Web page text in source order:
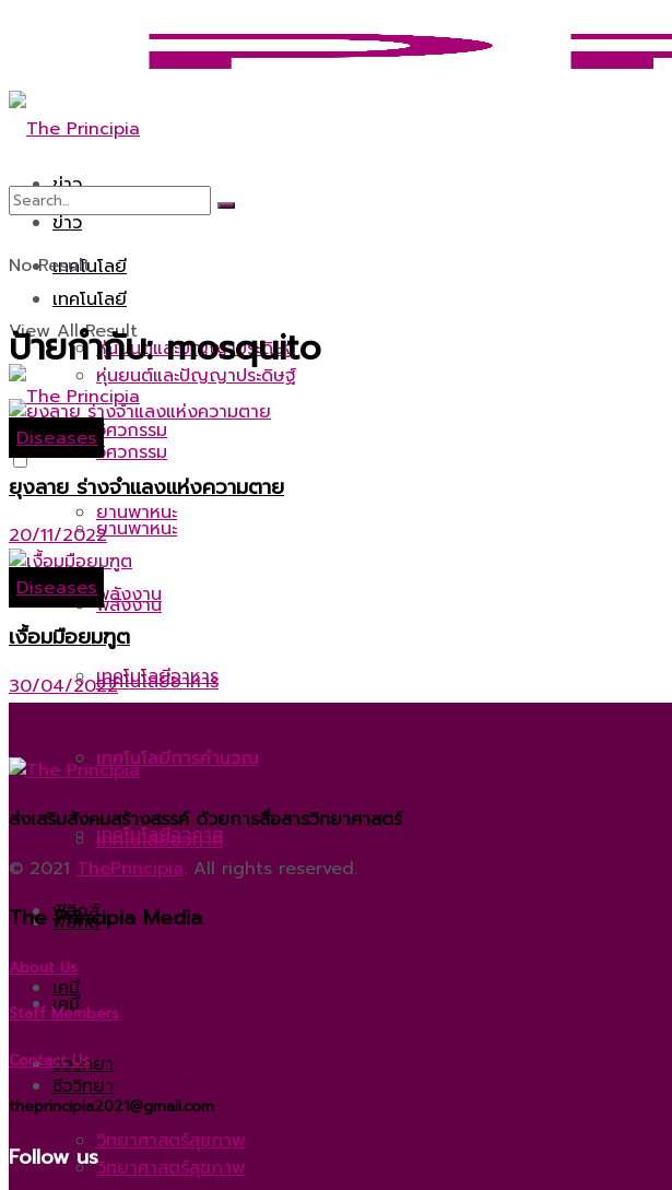
ข่าว
เทคโนโลยี
หุ่นยนต์และปัญญาประดิษฐ์
วิศวกรรม
ยานพาหนะ
พลังงาน
เทคโนโลยีอาหาร
เทคโนโลยีการคำนวณ
เทคโนโลยีอวกาศ
ฟิสิกส์
เคมี
ชีววิทยา
วิทยาศาสตร์สุขภาพ
ข่าว
เทคโนโลยี
หุ่นยนต์และปัญญาประดิษฐ์
วิศวกรรม
ยานพาหนะ
พลังงาน
เทคโนโลยีอาหาร
เทคโนโลยีการคำนวณ
เทคโนโลยีอวกาศ
ฟิสิกส์
เคมี
ชีววิทยา
วิทยาศาสตร์สุขภาพ
No Result
View All Result
ป้ายกำกับ:mosquito
Diseases
ยุงลาย ร่างจำแลงแห่งความตาย
20/11/2022
Diseases
เงื้อมมือยมฑูต
30/04/2022
ส่งเสริมสังคมสร้างสรรค์ ด้วยการสื่อสารวิทยาศาสตร์
© 2021 ThePrincipia. All rights reserved.
The Principia Media
About Us
Staff Members
Contact Us
theprincipia2021@gmail.com
Follow us